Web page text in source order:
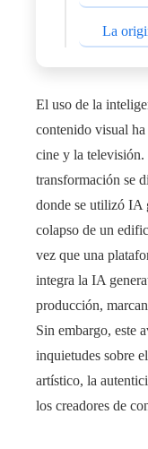
La
El uso de la
contenido visual
cine y la televisión.
transformación se
donde se utilizó IA
colapso de un
vez que una
integra la IA
producción,
Sin embargo, este
inquietudes sobre
artístico, la
los creadores de